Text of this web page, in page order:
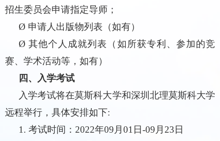
招生委员会申请指定导师；
Ø 申请人出版物列表（如有）
Ø其他个人成就列表（如所获专利、参加的竞
赛、学术活动等，如有）
四、 入学考试
入学考试将在莫斯科大学和深圳北理莫斯科大学
远程举行，具体安排如下:
1. 考试时间： 2022年09月 01 日-09月 23 日